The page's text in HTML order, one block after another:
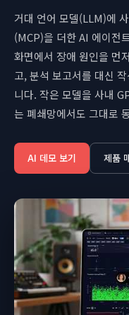
거대 언어 모델(LLM)에
(MCP)을 더한 AI 에이전
화면에서 장애 원인을 먼
고, 분석 보고서를 대신
니다. 작은 모델을 사내
는 폐쇄망에서도 그대로
AI 데모 보기 제품